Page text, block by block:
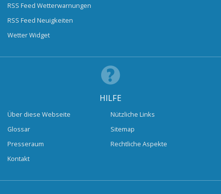
RSS Feed Wetterwarnungen
RSS Feed Neuigkeiten
Wetter Widget
HILFE
Über diese Webseite
Glossar
Presseraum
Kontakt
Nützliche Links
Sitemap
Rechtliche Aspekte